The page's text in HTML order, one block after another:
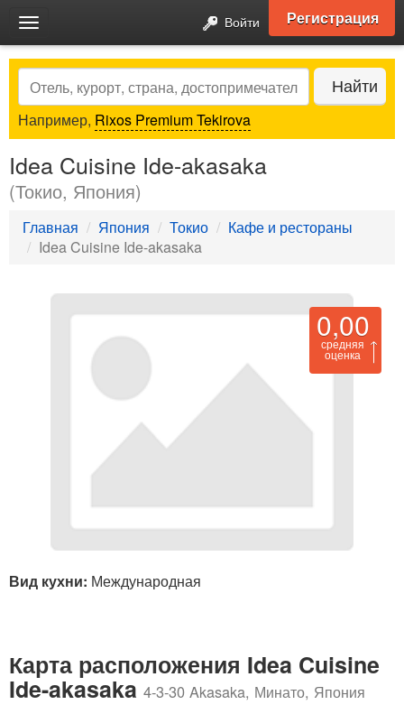
Toggle
navigation
Войти Регистрация
Search Найти
Например, Rixos Premium Tekirova
Idea Cuisine Ide-akasaka
(Токио, Япония)
Главная Япония Токио
Кафе и рестораны
Idea Cuisine Ide-akasaka
0,00
средняя
оценка
Вид кухни: Международная
Карта расположения Idea Cuisine
Ide-akasaka 4-3-30 Akasaka, Минато, Япония